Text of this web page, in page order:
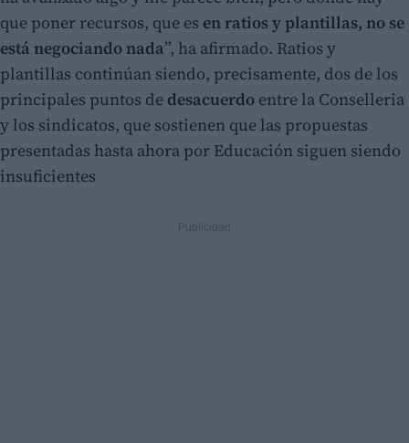
que poner recursos, que es en ratios y plantillas, no se
está negociando nada”, ha afirmado. Ratios y
plantillas continúan siendo, precisamente, dos de los
principales puntos de desacuerdo entre la Conselleria
y los sindicatos, que sostienen que las propuestas
presentadas hasta ahora por Educación siguen siendo
insuficientes